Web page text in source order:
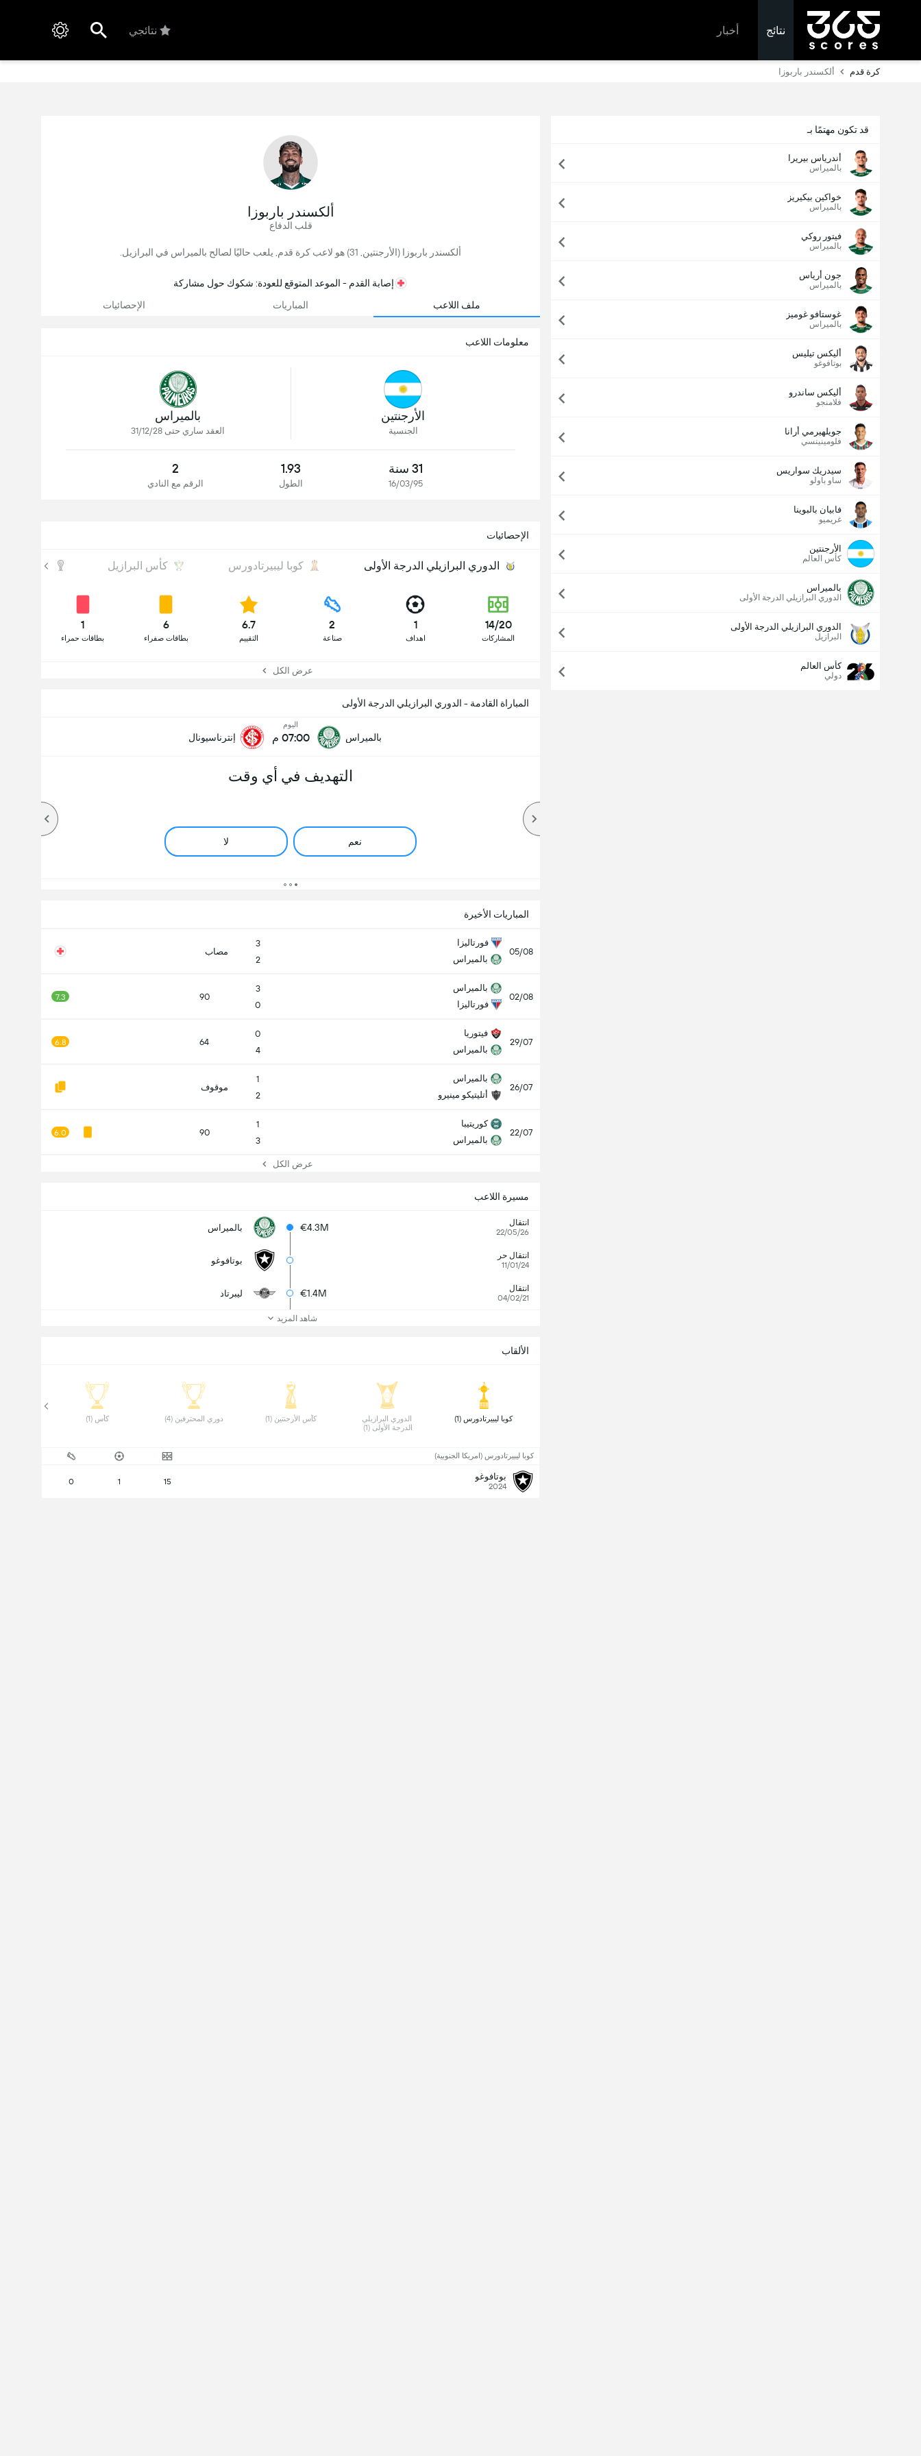
نتائج أخبار نتائجي
كرة قدم ألكسندر باربوزا
قد تكون مهتمًا بـ
أندرياس بيريرا
بالميراس
خواكين بيكيريز
بالميراس
فيتور روكي
بالميراس
جون أرياس
بالميراس
غوستافو غوميز
بالميراس
أليكس تيليس
بوتافوغو
أليكس ساندرو
فلامنجو
جويلهيرمي أرانا
فلومينينسي
سيدريك سواريس
ساو باولو
فابيان بالبوينا
غريميو
الأرجنتين
كأس العالم
بالميراس
الدوري البرازيلي الدرجة الأولى
الدوري البرازيلي الدرجة الأولى
البرازيل
كأس العالم
دولي
ألكسندر باربوزا
قلب الدفاع
ألكسندر باربوزا (الأرجنتين, 31) هو لاعب كرة قدم, يلعب حاليًا لصالح بالميراس في البرازيل.
إصابة القدم - الموعد المتوقع للعودة: شكوك حول مشاركة
ملف اللاعب
المباريات الإحصائيات
معلومات اللاعب
الأرجنتين
الجنسية
بالميراس
العقد ساري حتى 31/12/28
31 سنة
16/03/95
1.93
الطول
2
الرقم مع النادي
الإحصائيات
الدوري البرازيلي الدرجة الأولى كوبا ليبيرتادورس كأس البرازيل كوبا سود
14/20
المشاركات
1
اهداف
2
صناعة
6.7
التقييم
6
بطاقات صفراء
1
بطاقات حمراء
عرض الكل
المباراة القادمة - الدوري البرازيلي الدرجة الأولى
بالميراس
اليوم
07:00 م إنترناسيونال
التهديف في أي وقت
نعم لا
المباريات الأخيرة
05/08
فورتاليزا
بالميراس
3
2
مصاب
02/08
بالميراس
فورتاليزا
3
0
90
7.3
29/07
فيتوريا
بالميراس
0
4
64
6.8
26/07
بالميراس
أتليتيكو مينيرو
1
2
موقوف
22/07
كوريتيبا
بالميراس
1
3
90
6.0
عرض الكل
مسيرة اللاعب
انتقال
22/05/26
€4.3M بالميراس
انتقال حر
11/01/24
بوتافوغو
انتقال
04/02/21
€1.4M ليبرتاد
شاهد المزيد
الألقاب
كوبا ليبيرتادورس (1)
الدرجة الأولى (1)
كأس الأرجنتين (1) دوري المحترفين (4) كأس (1)
كوبا ليبيرتادورس (امريكا الجنوبية)
بوتافوغو
2024
15
1
0